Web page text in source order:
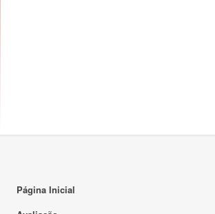
Página Inicial